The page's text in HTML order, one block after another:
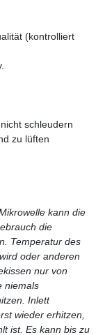
(kontrolliert
schleudern
zu lüften
kann die
die
Temperatur des
oder anderen
nur von
niemals
Inlett
wieder erhitzen,
ist. Es kann bis zu